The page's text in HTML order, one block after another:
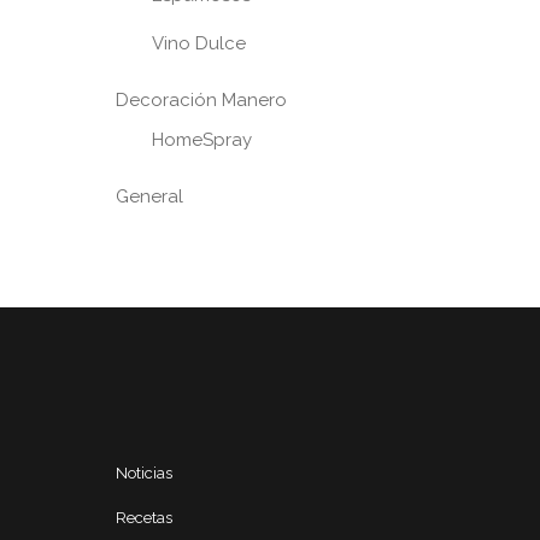
Vino Dulce
Decoración Manero
HomeSpray
General
Noticias
Recetas